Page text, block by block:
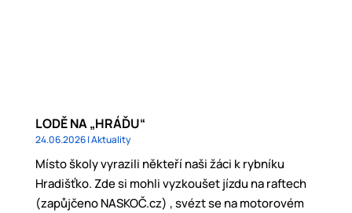
LODĚ NA „HRÁĎU“
24.06.2026|Aktuality
Místo školy vyrazili někteří naši žáci k rybníku
Hradišťko. Zde si mohli vyzkoušet jízdu na raftech
(zapůjčeno NASKOČ.cz) , svézt se na motorovém